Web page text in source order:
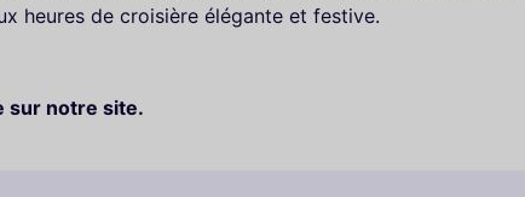
heures de croisière élégante et festive.
sur notre site.